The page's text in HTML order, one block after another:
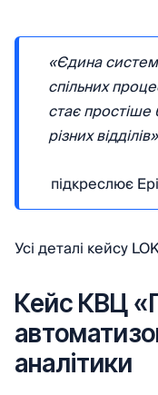
«Єдина
спільних
стає простіше
різних відділів»
підкреслює
Усі деталі кейсу
Кейс КВЦ
аналітики